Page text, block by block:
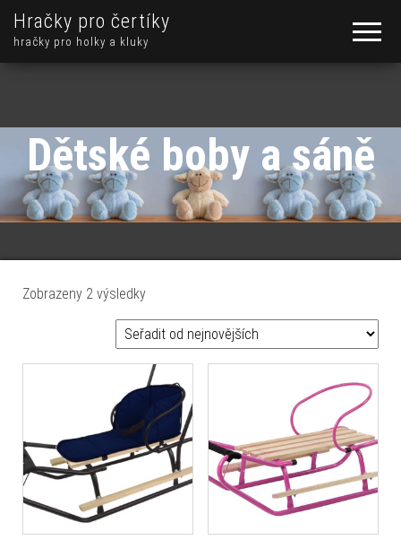
Hračky pro čertíky
hračky pro holky a kluky
Dětské boby a sáně
Zobrazeny 2 výsledkySeřazeno od nejnovějších